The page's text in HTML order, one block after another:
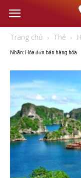
Văn
Trang chủ Thẻ
Nhãn: Hóa đơn bán hàng hóa